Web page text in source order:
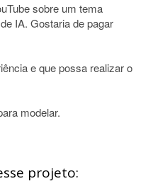
sobre um tema
IA. Gostaria de pagar
e que possa realizar o
modelar.
projeto: